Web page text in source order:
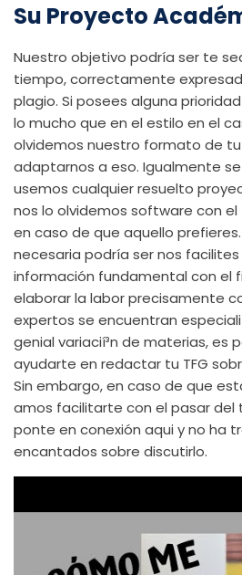
Su Proyecto
Nuestro objetivo podrí­a ser te
tiempo, correctamente
plagio. Si posees alguna
lo mucho que en el estilo en el
olvidemos nuestro formato de
adaptarnos a eso. Igualmente
usemos cualquier resuelto
nos lo olvidemos software con el
en caso de que aquello
necesaria podrí­a ser nos
información fundamental con el
elaborar la labor precisamente
expertos se encuentran
genial variacií³n de materias, es
ayudarte en redactar tu TFG
Sin embargo, en caso de que
amos facilitarte con el pasar del
ponte en conexión aqui y no ha
encantados sobre discutirlo.